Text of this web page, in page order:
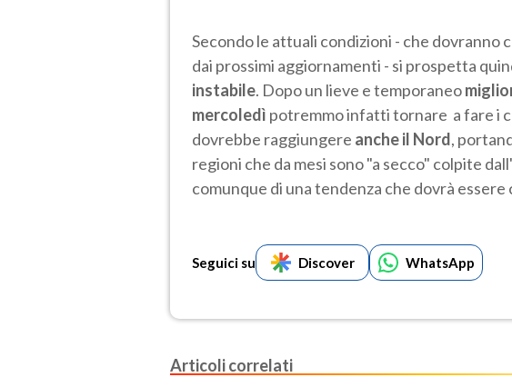
Secondo le attuali condizioni - che dovranno
dai prossimi aggiornamenti - si prospetta
instabile. Dopo un lieve e temporaneo
mercoledì potremmo infatti tornare a fare i
dovrebbe raggiungere anche il Nord,
regioni che da mesi sono "a secco" colpite dall'
comunque di una tendenza che dovrà
Seguici su Discover WhatsApp
Articoli correlati